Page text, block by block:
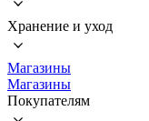
Хранение и уход
Магазины
Магазины
Покупателям